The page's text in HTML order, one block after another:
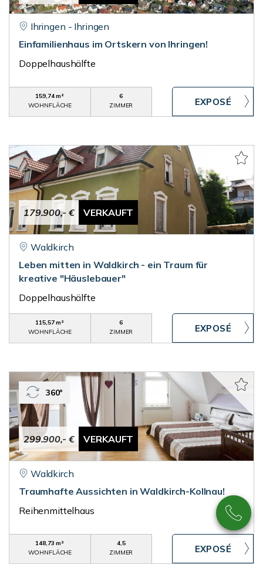
Ihringen - Ihringen
Einfamilienhaus im Ortskern von Ihringen!
Doppelhaushälfte
159,74 m²
WOHNFLÄCHE
6
ZIMMER
179.900,- € VERKAUFT
Waldkirch
Leben mitten in Waldkirch - ein Traum für
kreative "Häuslebauer"
Doppelhaushälfte
115,57 m²
WOHNFLÄCHE
6
ZIMMER
299.900,- € VERKAUFT
360°
Waldkirch
Traumhafte Aussichten in Waldkirch-Kollnau!
Reihenmittelhaus
148,73 m²
WOHNFLÄCHE
4,5
ZIMMER